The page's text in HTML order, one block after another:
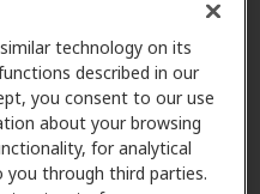
technology on its
described in our
you consent to our use
about your browsing
for analytical
through third parties.